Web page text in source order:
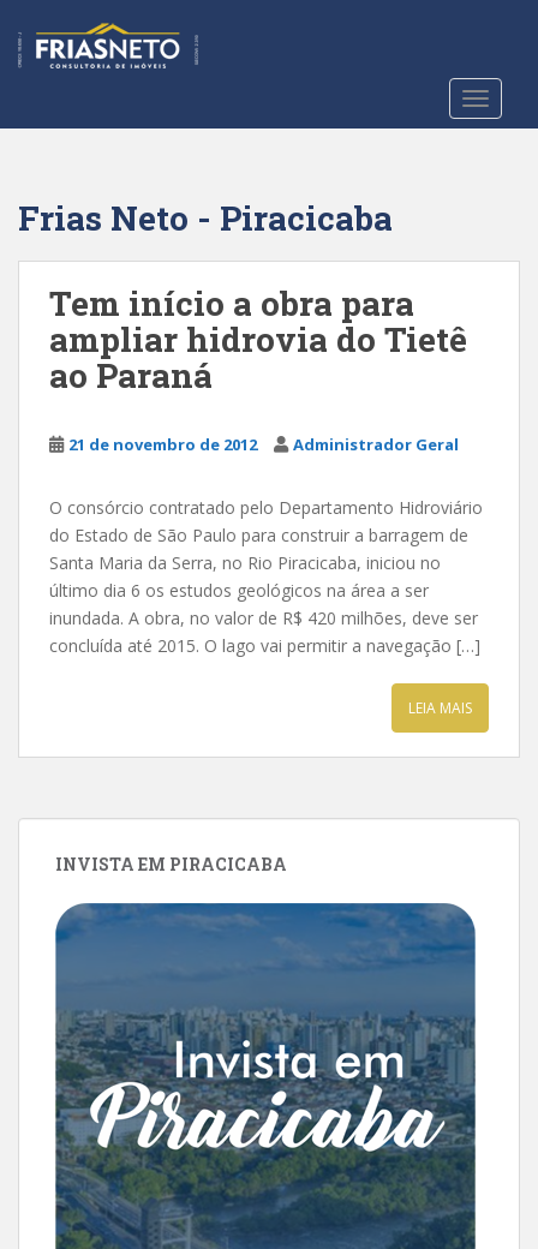
t
Frias Neto - Piracicaba
Tem início a obra para
ampliar hidrovia do Tietê
ao Paraná
21 de novembro de 2012 Administrador Geral
O consórcio contratado pelo Departamento Hidroviário
do Estado de São Paulo para construir a barragem de
Santa Maria da Serra, no Rio Piracicaba, iniciou no
último dia 6 os estudos geológicos na área a ser
inundada. A obra, no valor de R$ 420 milhões, deve ser
concluída até 2015. O lago vai permitir a navegação […]
LEIA MAIS
INVISTA EM PIRACICABA